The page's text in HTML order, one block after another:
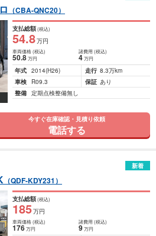
（CBA-QNC20）
支払総額(税込)
54.8万円
車両価格(税込)
50.8万円
諸費用 (税込)
4 万円
年式 2014(H26) 走行 8.3万km
車検
R09.3 保証 あり
整備 定期点検整備無し
今すぐ在庫確認・見積り依頼
電話する
新着
（QDF-KDY231）
支払総額(税込)
185万円
車両価格(税込)
176万円
諸費用 (税込)
9 万円